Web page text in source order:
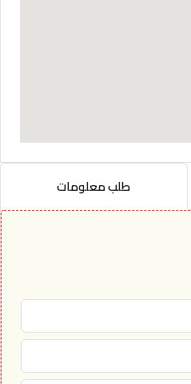
طلب معلومات